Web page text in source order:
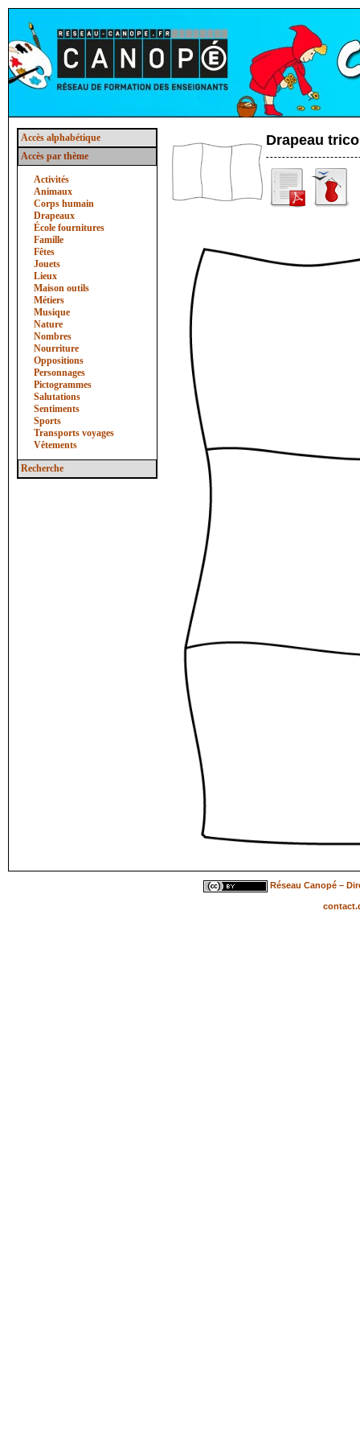
Accès alphabétique
Accès par thème
Activités
Animaux
Corps humain
Drapeaux
École fournitures
Famille
Fêtes
Jouets
Lieux
Maison outils
Métiers
Musique
Nature
Nombres
Nourriture
Oppositions
Personnages
Pictogrammes
Salutations
Sentiments
Sports
Transports voyages
Vêtements
Recherche
Drapeau
Réseau Canopé –